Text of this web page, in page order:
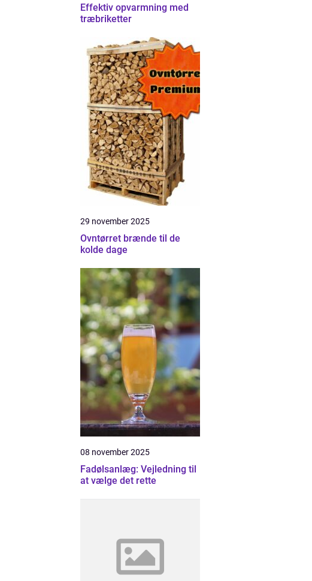
Effektiv opvarmning med
træbriketter
29 november 2025
Ovntørret brænde til de
kolde dage
08 november 2025
Fadølsanlæg: Vejledning til
at vælge det rette